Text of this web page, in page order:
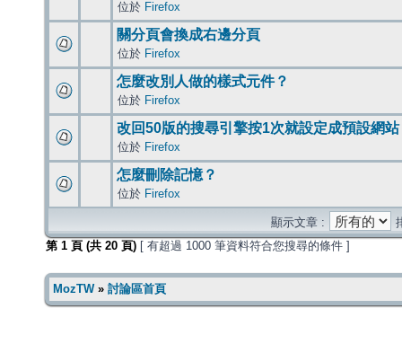
位於 Firefox
關分頁會換成右邊分頁
位於 Firefox
怎麼改別人做的樣式元件？
位於 Firefox
改回50版的搜尋引擎按1次就設定成預設網站
位於 Firefox
怎麼刪除記憶？
位於 Firefox
顯示文章 :
第 1 頁 (共 20 頁) [ 有超過 1000 筆資料符合您搜尋的條件 ]
MozTW» 討論區首頁